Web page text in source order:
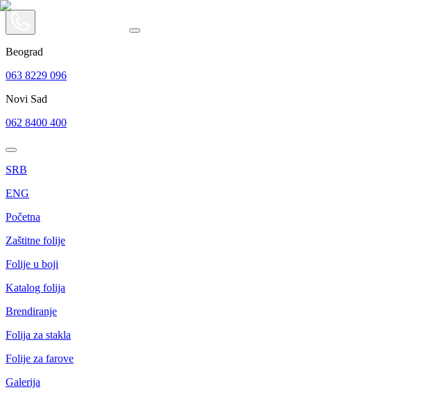
Beograd
063 8229 096
Novi Sad
062 8400 400
SRB
ENG
Početna
Zaštitne folije
Folije u boji
Katalog folija
Brendiranje
Folija za stakla
Folije za farove
Galerija